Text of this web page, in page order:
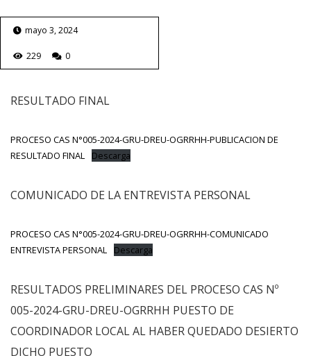
mayo 3, 2024
229 0
RESULTADO FINAL
PROCESO CAS N°005-2024-GRU-DREU-OGRRHH-PUBLICACION DE
RESULTADO FINAL
Descarga
COMUNICADO DE LA ENTREVISTA PERSONAL
PROCESO CAS N°005-2024-GRU-DREU-OGRRHH-COMUNICADO
ENTREVISTA PERSONAL
Descarga
RESULTADOS PRELIMINARES DEL PROCESO CAS Nº
005-2024-GRU-DREU-OGRRHH PUESTO DE
COORDINADOR LOCAL AL HABER QUEDADO DESIERTO
DICHO PUESTO